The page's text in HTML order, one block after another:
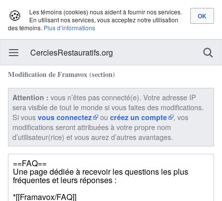
🍪
Les témoins (cookies) nous aident à fournir nos services.
En utilisant nos services, vous acceptez notre utilisation
des témoins. Plus d’informations
CerclesRestauratifs.org
Modification de Framavox (section)
Attention : vous n’êtes pas connecté(e). Votre adresse IP
sera visible de tout le monde si vous faites des modifications.
Si vous vous connectez ou créez un compte
, vos
modifications seront attribuées à votre propre nom
d’utilisateur(rice) et vous aurez d’autres avantages.